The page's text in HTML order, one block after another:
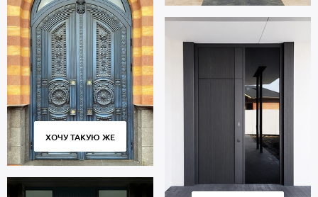
ХОЧУ ТАКУЮ ЖЕ